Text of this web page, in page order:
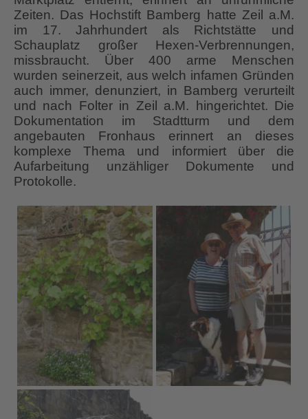
Zeiten. Das Hochstift Bamberg hatte Zeil a.M.
im 17. Jahrhundert als Richtstätte und
Schauplatz großer Hexen-Verbrennungen,
missbraucht. Über 400 arme Menschen
wurden seinerzeit, aus welch infamen Gründen
auch immer, denunziert, in Bamberg verurteilt
und nach Folter in Zeil a.M. hingerichtet. Die
Dokumentation im Stadtturm und dem
angebauten Fronhaus erinnert an dieses
komplexe Thema und informiert über die
Aufarbeitung unzähliger Dokumente und
Protokolle.